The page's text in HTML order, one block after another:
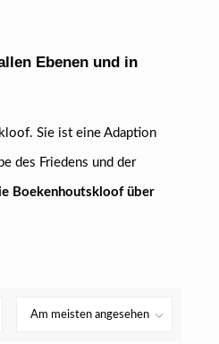
Ebenen und in
Sie ist eine Adaption
des Friedens und der
Boekenhoutskloof über